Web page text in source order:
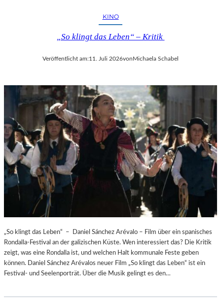
KINO
„So klingt das Leben“ – Kritik
Veröffentlicht am:11. Juli 2026vonMichaela Schabel
„So klingt das Leben“ – Daniel Sánchez Arévalo – Film über ein spanisches
Rondalla-Festival an der galizischen Küste. Wen interessiert das? Die Kritik
zeigt, was eine Rondalla ist, und welchen Halt kommunale Feste geben
können. Daniel Sánchez Arévalos neuer Film „So klingt das Leben“ ist ein
Festival- und Seelenporträt. Über die Musik gelingt es den…